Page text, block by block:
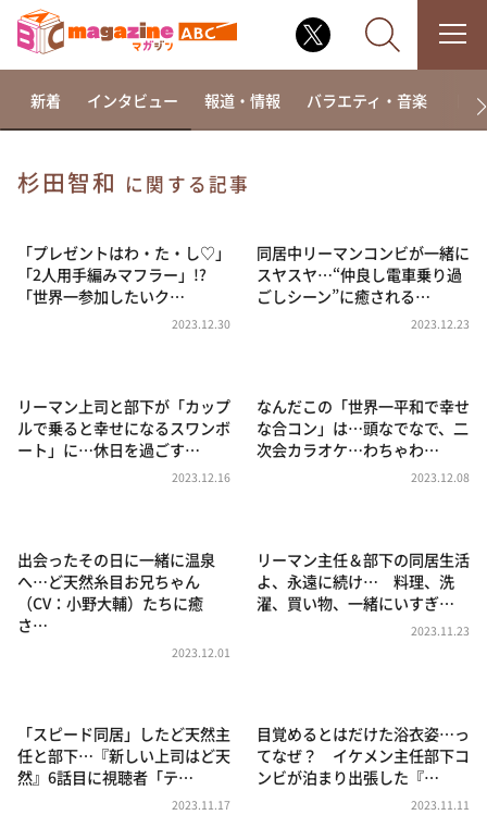
相席食堂
これ余談なんですけど・・・
～人生密着トークバラエティ！～ やすとものいたっ
news おかえり
河合＆A.B.C-Z塚田×福井アナ「なんでやねん！？」
（news おかえり）
朝だ！生です旅サラダ
教えて！ニュースライブ 正義のミカタ
ＬＩＦＥ～夢のカタチ～
ザキ山小屋本館
ぺこぱのまるスポ
新着 インタビュー 報道・情報 バラエティ・音楽 ド
杉田智和 に関する記事
「プレゼントはわ・た・し♡」
「2人用手編みマフラー」!?
「世界一参加したいク…
2023.12.30
同居中リーマンコンビが一緒に
スヤスヤ…“仲良し電車乗り過
ごしシーン”に癒される…
2023.12.23
リーマン上司と部下が「カップ
ルで乗ると幸せになるスワンボ
ート」に…休日を過ごす…
2023.12.16
なんだこの「世界一平和で幸せ
な合コン」は…頭なでなで、二
次会カラオケ…わちゃわ…
2023.12.08
出会ったその日に一緒に温泉
へ…ど天然糸目お兄ちゃん
（CV：小野大輔）たちに癒
さ…
2023.12.01
リーマン主任＆部下の同居生活
よ、永遠に続け… 料理、洗
濯、買い物、一緒にいすぎ…
2023.11.23
「スピード同居」したど天然主
任と部下…『新しい上司はど天
然』6話目に視聴者「テ…
2023.11.17
目覚めるとはだけた浴衣姿…っ
てなぜ？ イケメン主任部下コ
ンビが泊まり出張した『…
2023.11.11